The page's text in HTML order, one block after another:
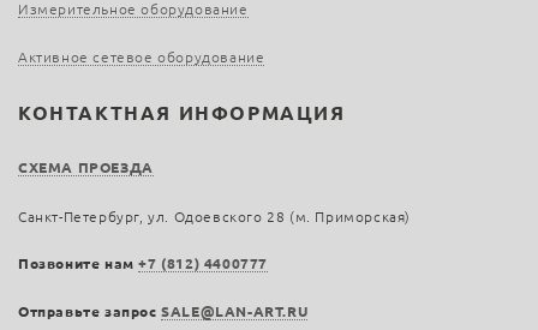
Измерительное оборудование
Активное сетевое оборудование
КОНТАКТНАЯ ИНФОРМАЦИЯ
СХЕМА ПРОЕЗДА
Санкт-Петербург, ул. Одоевского 28 (м. Приморская)
Позвоните нам+7 (812) 4400777
Отправьте запросSALE@LAN-ART.RU